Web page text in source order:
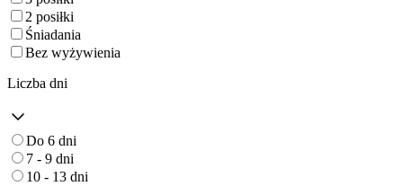
2 posiłki
Śniadania
Bez wyżywienia
Liczba dni
Do 6 dni
7 - 9 dni
10 - 13 dni